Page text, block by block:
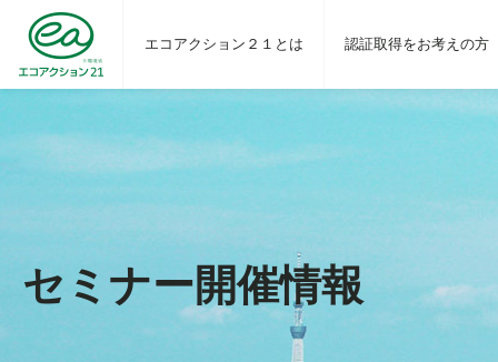
エコアクション２１とは 認証取得をお考えの方
セミナー開催情報